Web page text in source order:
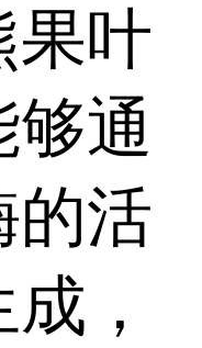
果叶
通
的活
，